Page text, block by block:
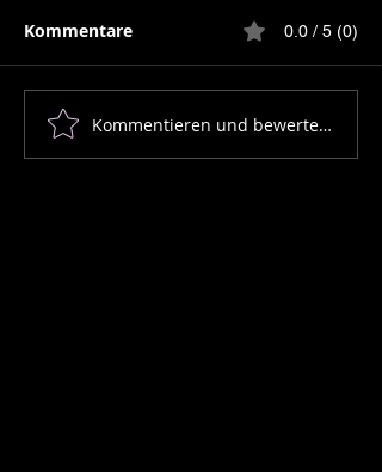
Wie lautet der
Zählerstand nach 25
Kommentare 0.0 / 5 (0)
Kommentieren und bewerten...